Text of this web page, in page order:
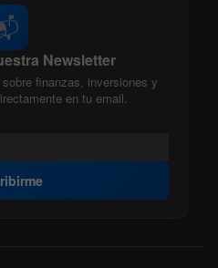
Newsletter
finanzas, inversiones y
en tu email.